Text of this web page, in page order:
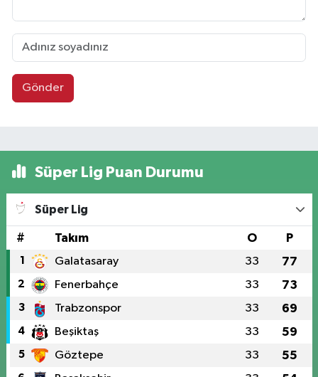
Gönder
Süper Lig Puan Durumu
Süper Lig
# Takım O P
1 Galatasaray 33 77
2 Fenerbahçe 33 73
3 Trabzonspor 33 69
4 Beşiktaş 33 59
5 Göztepe 33 55